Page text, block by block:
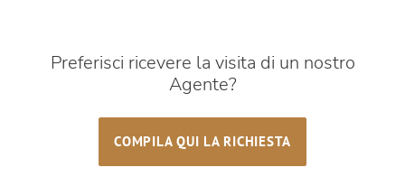
Preferisci ricevere la visita di un nostro
Agente?
COMPILA QUI LA RICHIESTA